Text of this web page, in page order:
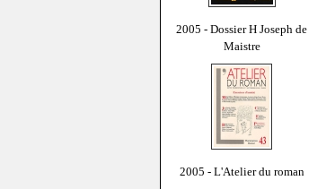
2005 - Dossier H Joseph de
Maistre
2005 - L'Atelier du roman